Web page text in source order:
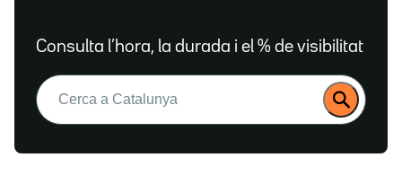
Consulta l’hora, la durada i el % de visibilitat
Buscar: